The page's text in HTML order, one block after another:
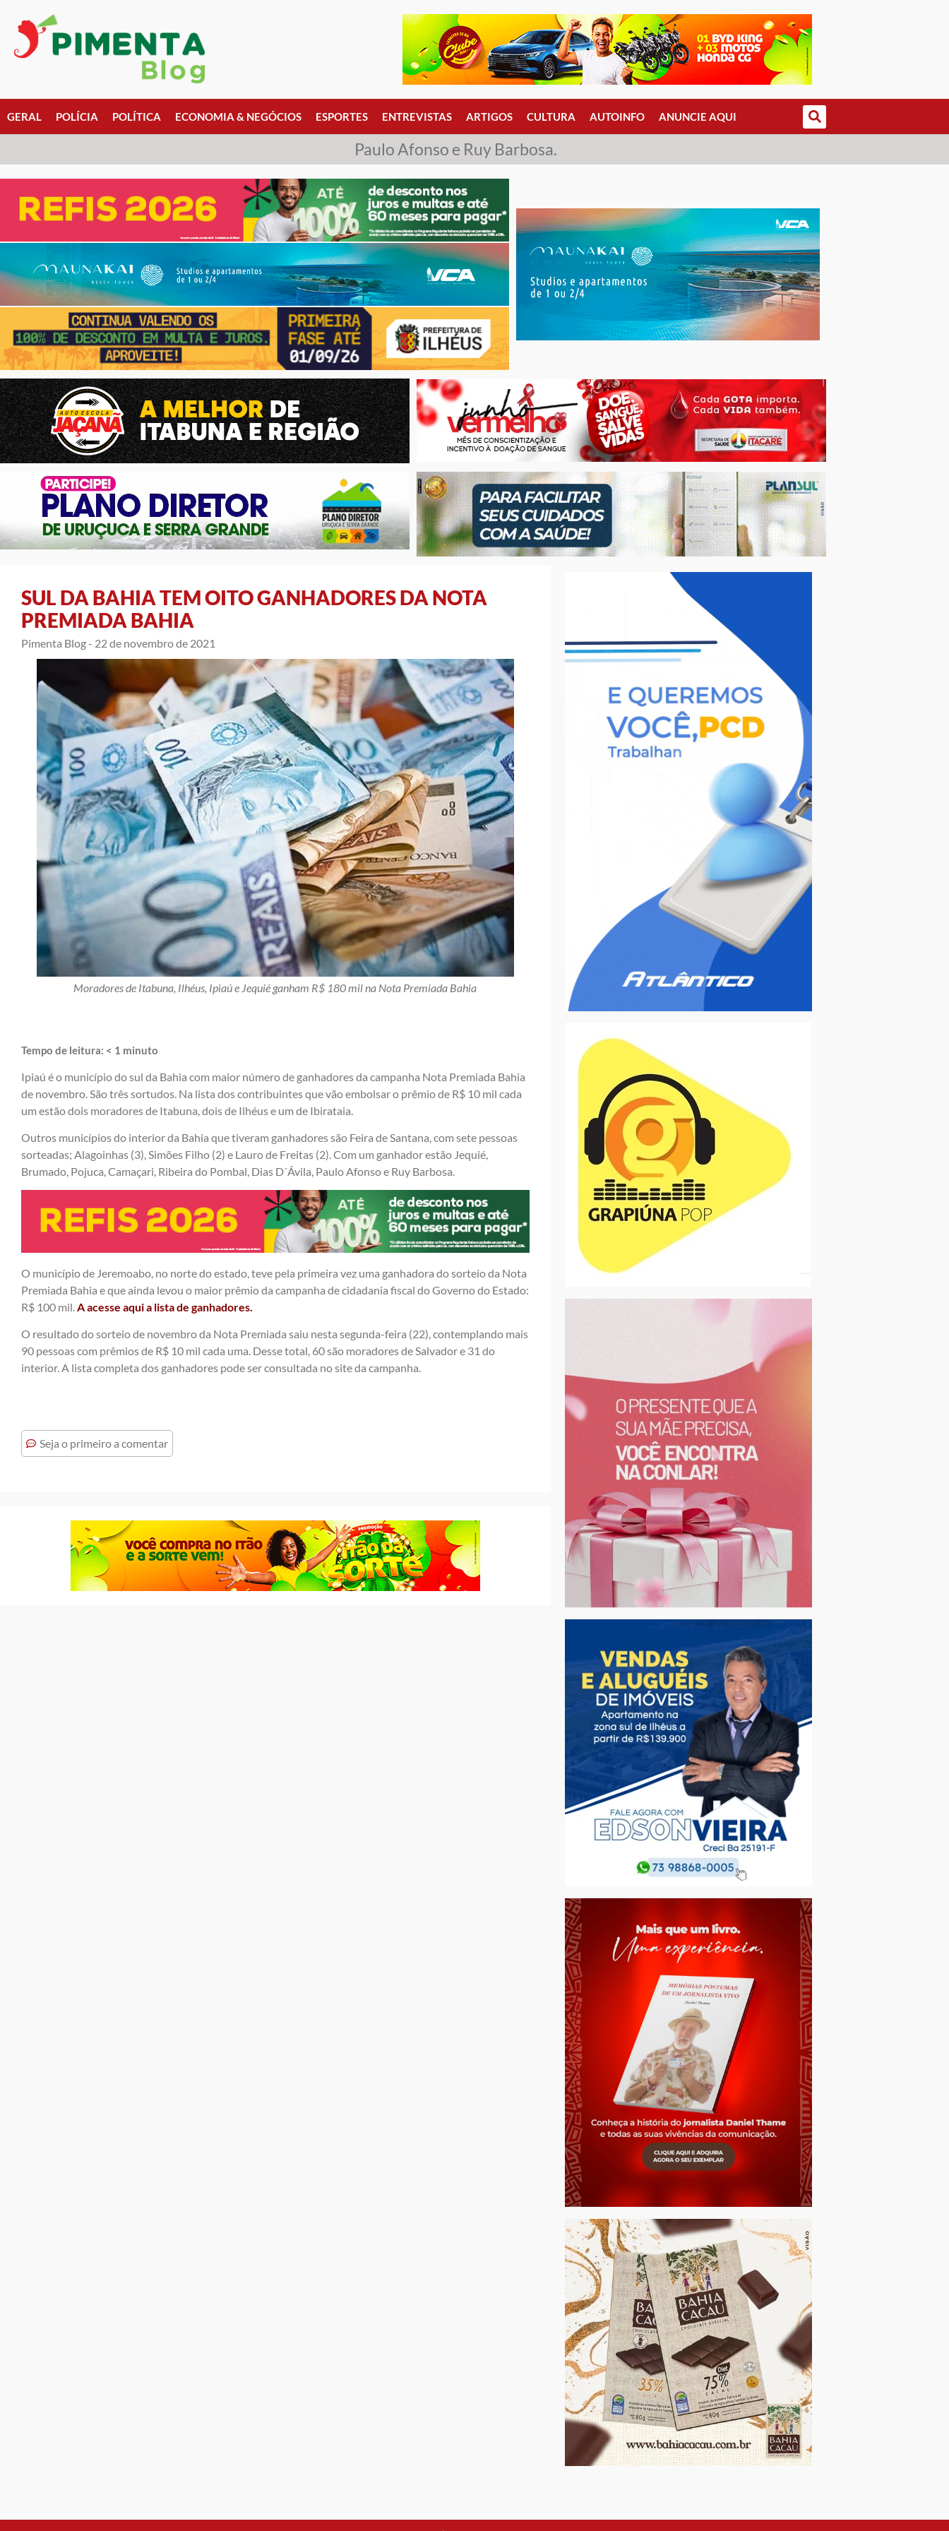
GERAL POLÍCIA POLÍTICA ECONOMIA & NEGÓCIOS ESPORTES ENTREVISTAS ARTIGOS CULTURA AUTOINFO ANUNCIE AQUI
Paulo Afonso e Ruy Barbosa.
SUL DA BAHIA TEM OITO GANHADORES DA NOTA
PREMIADA BAHIA
Pimenta Blog - 22 de novembro de 2021
Moradores de Itabuna, Ilhéus, Ipiaú e Jequié ganham R$ 180 mil na Nota Premiada Bahia
Tempo de leitura: < 1 minuto
Ipiaú é o município do sul da Bahia com maior número de ganhadores da campanha Nota Premiada Bahia
de novembro. São três sortudos. Na lista dos contribuintes que vão embolsar o prêmio de R$ 10 mil cada
um estão dois moradores de Itabuna, dois de Ilhéus e um de Ibirataia.
Outros municípios do interior da Bahia que tiveram ganhadores são Feira de Santana, com sete pessoas
sorteadas; Alagoinhas (3), Simões Filho (2) e Lauro de Freitas (2). Com um ganhador estão Jequié,
Brumado, Pojuca, Camaçari, Ribeira do Pombal, Dias D´Ávila, Paulo Afonso e Ruy Barbosa.
O município de Jeremoabo, no norte do estado, teve pela primeira vez uma ganhadora do sorteio da Nota
Premiada Bahia e que ainda levou o maior prêmio da campanha de cidadania fiscal do Governo do Estado:
R$ 100 mil.A acesse aqui a lista de ganhadores.
O resultado do sorteio de novembro da Nota Premiada saiu nesta segunda-feira (22), contemplando mais
90 pessoas com prêmios de R$ 10 mil cada uma. Desse total, 60 são moradores de Salvador e 31 do
interior. A lista completa dos ganhadores pode ser consultada no site da campanha.
Seja o primeiro a comentar